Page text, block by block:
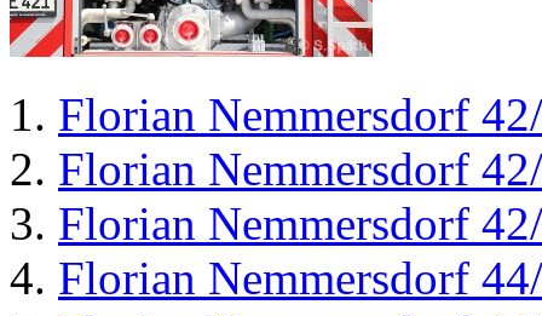
Florian Nemmersdorf
Florian Nemmersdorf
Florian Nemmersdorf
Florian Nemmersdorf